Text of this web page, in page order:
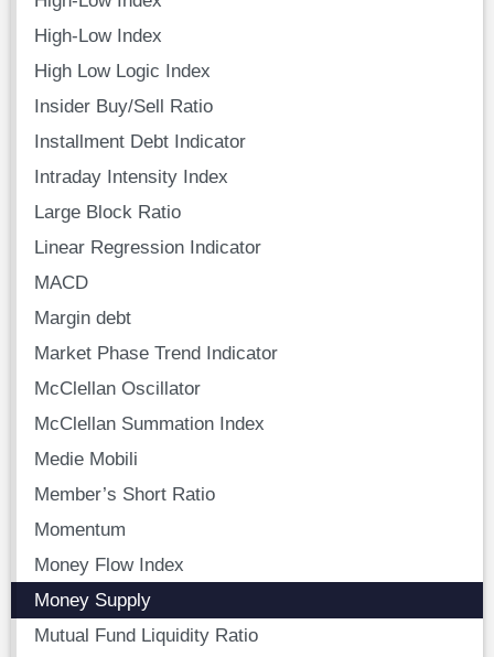
High-Low Index
High Low Logic Index
Insider Buy/Sell Ratio
Installment Debt Indicator
Intraday Intensity Index
Large Block Ratio
Linear Regression Indicator
MACD
Margin debt
Market Phase Trend Indicator
McClellan Oscillator
McClellan Summation Index
Medie Mobili
Member’s Short Ratio
Momentum
Money Flow Index
Money Supply
Mutual Fund Liquidity Ratio